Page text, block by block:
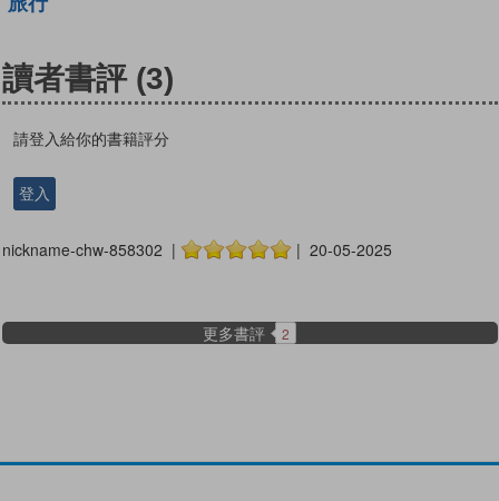
讀者書評 (3)
請登入給你的書籍評分
登入
nickname-chw-858302 | | 20-05-2025
更多書評 2